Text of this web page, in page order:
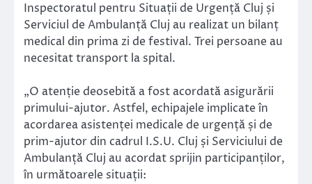
Inspectoratul pentru Situații de Urgență Cluj și
Serviciul de Ambulanță Cluj au realizat un bilanț
medical din prima zi de festival. Trei persoane au
necesitat transport la spital.
„O atenție deosebită a fost acordată asigurării
primului-ajutor. Astfel, echipajele implicate în
acordarea asistenței medicale de urgență și de
prim-ajutor din cadrul I.S.U. Cluj și Serviciului de
Ambulanță Cluj au acordat sprijin participanților,
în următoarele situații: